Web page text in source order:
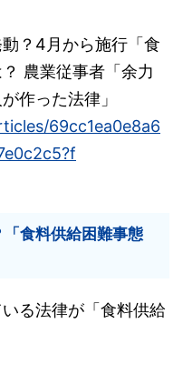
？4月から施行「食
農業従事者「余力
作った法律」
69cc1ea0e8a6
食料供給困難事態
る法律が「食料供給